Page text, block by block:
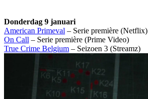
Donderdag 9 januari
American Primeval – Serie première (Netflix)
On Call – Serie première (Prime Video)
True Crime Belgium – Seizoen 3 (Streamz)